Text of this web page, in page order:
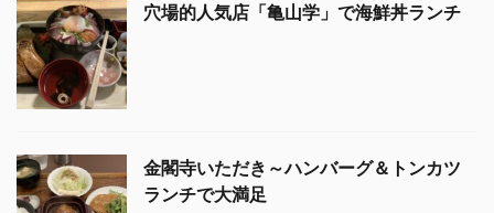
穴場的人気店「亀山学」で海鮮丼ランチ
金閣寺いただき～ハンバーグ＆トンカツ
ランチで大満足